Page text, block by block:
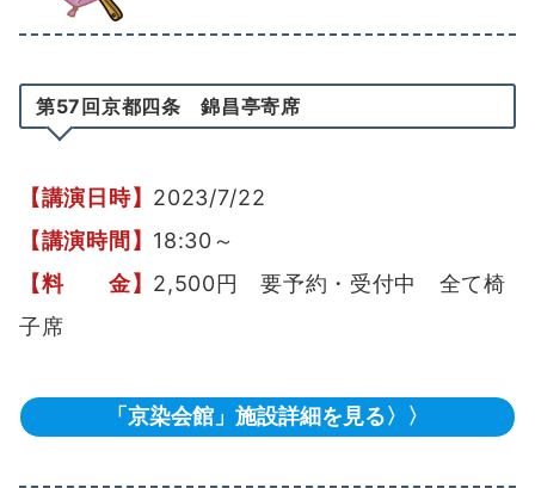
第57回京都四条 錦昌亭寄席
【講演日時】 2023/7/22
【講演時間】 18:30～
【料 金】 2,500円 要予約・受付中 全て椅
子席
「京染会館」施設詳細を見る〉〉